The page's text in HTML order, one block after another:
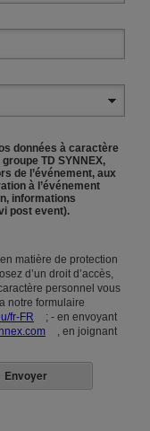
données à caractère
TD SYNNEX,
de l’événement, aux
à l’événement
informations
post event).
matière de protection
d’un droit d’accès,
personnel vous
notre formulaire
fr-FR
; - en envoyant
, en joignant
Envoyer